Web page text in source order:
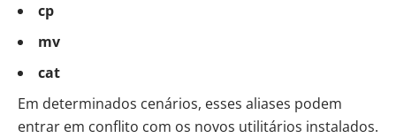
cp
mv
cat
Em determinados cenários, esses aliases podem
entrar em conflito com os novos utilitários instalados.